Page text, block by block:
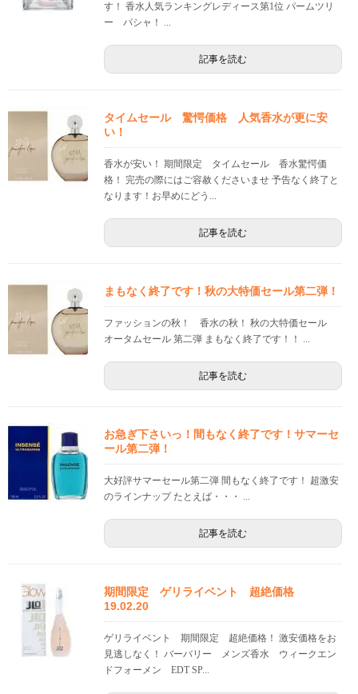
す！ 香水人気ランキングレディース第1位 パームツリ
ー パシャ！ ...
記事を読む
タイムセール 驚愕価格 人気香水が更に安
い！
香水が安い！ 期間限定 タイムセール 香水驚愕価
格！ 完売の際にはご容赦くださいませ 予告なく終了と
なります！お早めにどう...
記事を読む
まもなく終了です！秋の大特価セール第二弾！
ファッションの秋！ 香水の秋！ 秋の大特価セール
オータムセール 第二弾 まもなく終了です！！ ...
記事を読む
お急ぎ下さいっ！間もなく終了です！サマーセ
ール第二弾！
大好評サマーセール第二弾 間もなく終了です！ 超激安
のラインナップ たとえば・・・ ...
記事を読む
期間限定 ゲリライベント 超絶価格
19.02.20
ゲリライベント 期間限定 超絶価格！ 激安価格をお
見逃しなく！ バーバリー メンズ香水 ウィークエン
ドフォーメン EDT SP...